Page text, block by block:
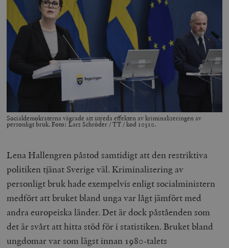
Socialdemokraterna vägrade att utreda effekten av kriminaliseringen av
personligt bruk. Foto: Lars Schröder / TT / kod 10510.
Lena Hallengren påstod samtidigt att den restriktiva
politiken tjänat Sverige väl. Kriminalisering av
personligt bruk hade exempelvis enligt socialministern
medfört att bruket bland unga var lågt jämfört med
andra europeiska länder. Det är dock påståenden som
det är svårt att hitta stöd för i statistiken. Bruket bland
ungdomar var som lägst innan 1980-talets